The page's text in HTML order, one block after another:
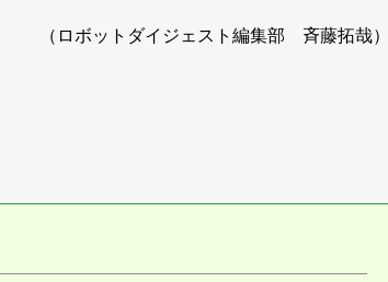
（ロボットダイジェスト編集部 斉藤拓哉）